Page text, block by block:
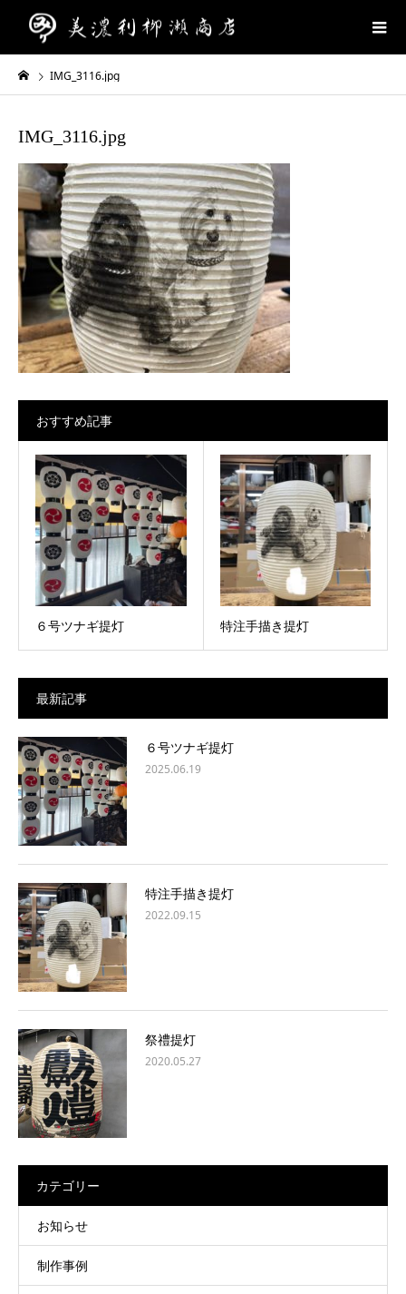
IMG_3116.jpg
IMG_3116.jpg
おすすめ記事
６号ツナギ提灯 特注手描き提灯
最新記事
６号ツナギ提灯
2025.06.19
特注手描き提灯
2022.09.15
祭禮提灯
2020.05.27
カテゴリー
お知らせ
制作事例